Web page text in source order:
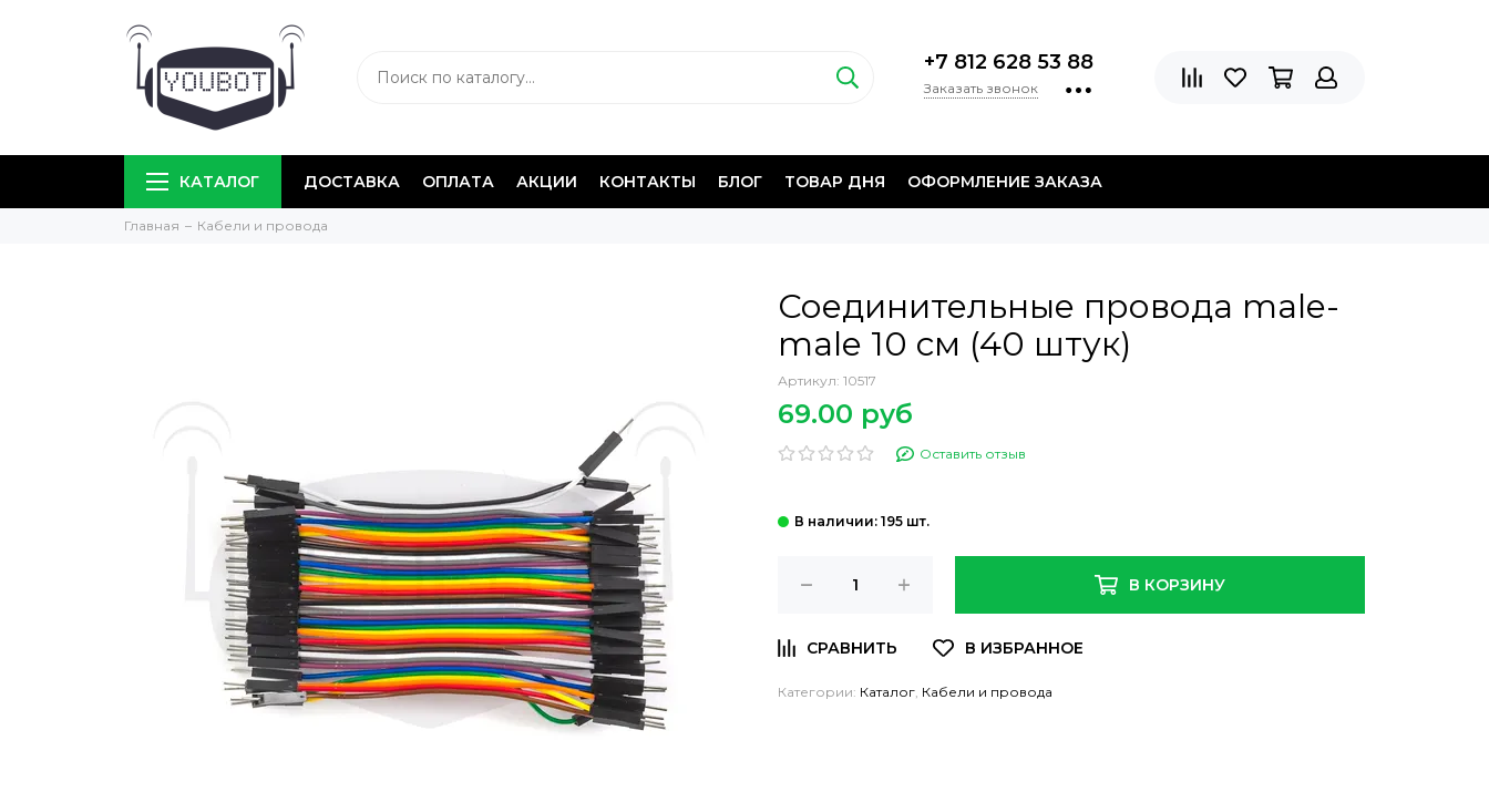
+7 812 628 53 88
Заказать звонок
КАТАЛОГ ДОСТАВКА ОПЛАТА АКЦИИ КОНТАКТЫ БЛОГ ТОВАР ДНЯ ОФОРМЛЕНИЕ ЗАКАЗА
Главная Кабели и провода
Соединительные провода male-
male 10 см (40 штук)
Артикул: 10517
69.00 руб
Оставить отзыв
: 195 шт.
В КОРЗИНУ
Категории: Каталог, Кабели и провода